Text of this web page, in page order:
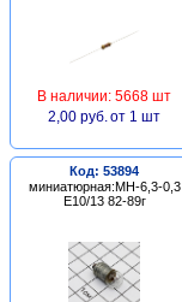
В наличии: 5668 шт
2,00 руб. от 1 шт
Код: 53894
миниатюрная:МН-6,3-0,3
Е10/13 82-89г